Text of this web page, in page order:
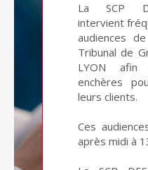
La SCP
intervient
audiences
Tribunal de
LYON
enchères
leurs clients.
Ces
après midi à